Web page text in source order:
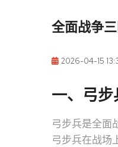
全面战争
2026-04-15
一、弓
弓步兵是全面
弓步兵在战场